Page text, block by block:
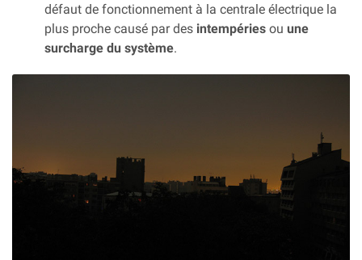
défaut de fonctionnement à la centrale électrique la
plus proche causé par des intempéries ou une
surcharge du système.